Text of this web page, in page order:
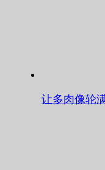
让多肉像轮